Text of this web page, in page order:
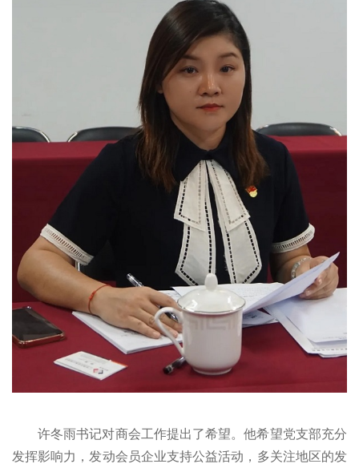
许冬雨书记对商会工作提出了希望。他希望党支部充分
发挥影响力，发动会员企业支持公益活动，多关注地区的发